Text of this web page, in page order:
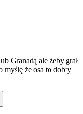
Granadą ale żeby grał
myślę że osa to dobry